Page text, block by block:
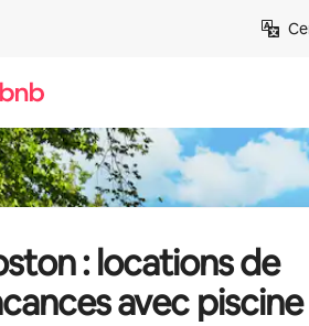
: locations de
avec piscine